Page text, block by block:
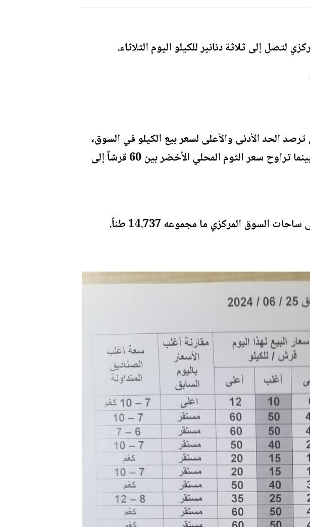
لتصل إلى ثلاثة دنانير للكيلو اليوم الثلاثاء.
الحد الأدنى والأعلى لسعر بيع الكيلو في السوق،
فإن سعر الثوم الناشف تراوح بين دينارين إلى ثلاثة دنانير للكيلو، بينما تراوح سعر الثوم المحلي الأخضر بين 60 قرشاً إلى
السوق المركزي ما مجموعه 14.737 طناً.